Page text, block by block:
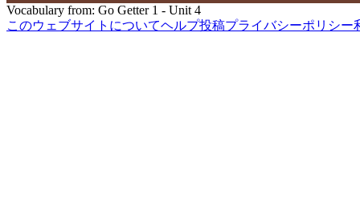
Vocabulary from: Go Getter 1 - Unit 4
このウェブサイトについてヘルプ投稿プライバシーポリシー